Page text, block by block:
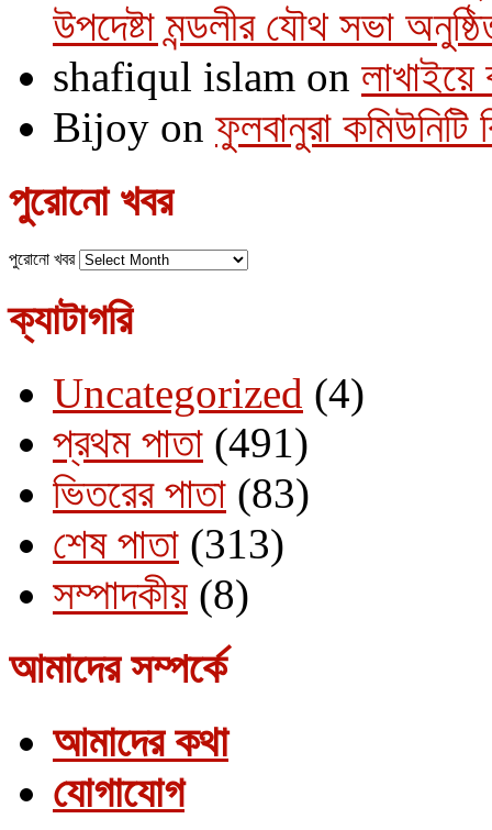
উপদেষ্টা মন্ডলীর যৌথ সভা
shafiqul islam on
Bijoy on ফুলবানুরা
পুরোনো খবর
পুরোনো খবর
ক্যাটাগরি
Uncategorized (4)
প্রথম পাতা (491)
ভিতরের পাতা (83)
শেষ পাতা (313)
সম্পাদকীয় (8)
আমাদের সম্পর্কে
আমাদের কথা
যোগাযোগ